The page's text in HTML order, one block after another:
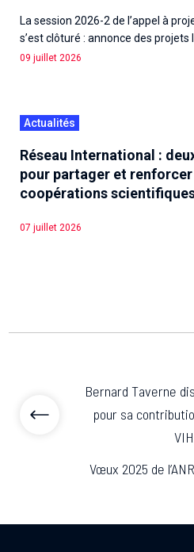
La session 2026-2 de l’appel à
s’est clôturé : annonce des projets
09 juillet 2026
Actualités
Réseau International :
pour partager et
coopérations
07 juillet 2026
Bernard Taverne
pour sa
Vœux 2025 de